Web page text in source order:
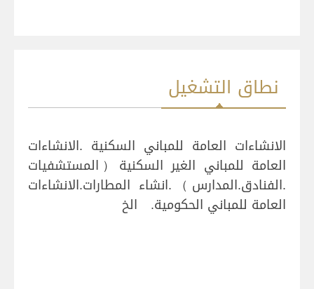
نطاق التشغيل
الانشاءات العامة للمباني السكنية .الانشاءات
العامة للمباني الغير السكنية（المستشفيات
.الفنادق.المدارس）.انشاء المطارات.الانشاءات
العامة للمباني الحكومية. الخ